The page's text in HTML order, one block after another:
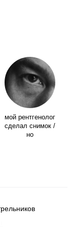
мой рентгенолог
сделал снимок /
но